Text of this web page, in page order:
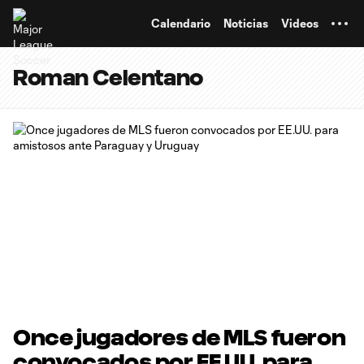
Calendario Noticias Videos
Roman Celentano
Once jugadores de MLS fueron